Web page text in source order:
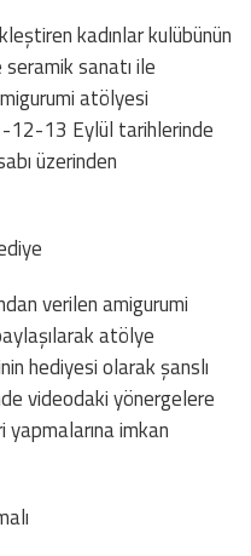
kadınlar kulübünün
sanatı ile
atölyesi
12-13 Eylül tarihlerinde
üzerinden
verilen amigurumi
atölye
hediyesi olarak şanslı
videodaki yönergelere
imkan